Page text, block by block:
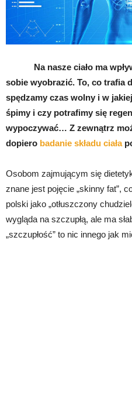
Na nasze ciało ma wpływ
sobie wyobrazić. To, co trafia
spędzamy czas wolny i w
śpimy i czy potrafimy się
wypoczywać… Z zewnątrz
dopiero badanie składu ciała
Osobom zajmującym się
znane jest pojęcie „skinny fat”,
polski jako „otłuszczony
wygląda na szczupłą, ale ma
„szczupłość” to nic innego jak